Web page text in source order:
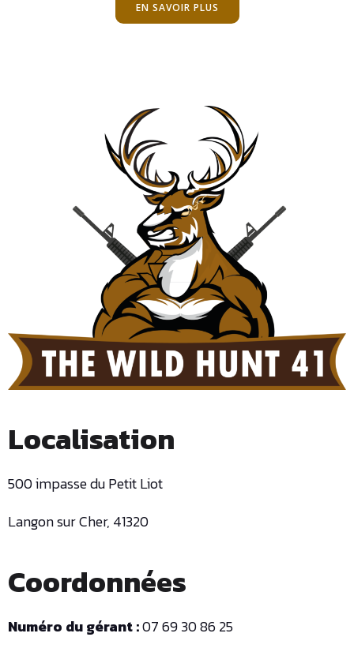
EN SAVOIR PLUS
Localisation
500 impasse du Petit Liot
Langon sur Cher, 41320
Coordonnées
Numéro du gérant :07 69 30 86 25